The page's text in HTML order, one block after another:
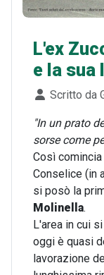
L'ex
e la sua
Dettagli
Scritto da
"In un prato
sorse come
Così
Conselice (in
si posò la
Molinella.
L'area in cui
oggi è quasi
lavorazione